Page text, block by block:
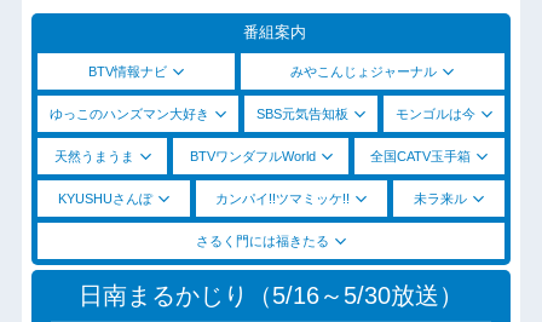
番組案内
BTV情報ナビ みやこんじょジャーナル
ゆっこのハンズマン大好き SBS元気告知板 モンゴルは今
天然うまうま BTVワンダフルWorld 全国CATV玉手箱
KYUSHUさんぽ カンパイ!!ツマミッケ!! 未ラ来ル
さるく門には福きたる
日南まるかじり（5/16～5/30放送）